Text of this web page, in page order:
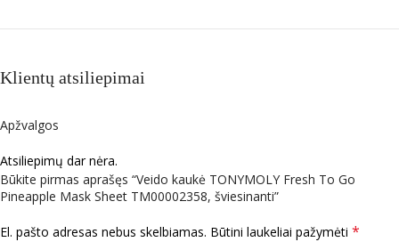
Klientų atsiliepimai
Apžvalgos
Atsiliepimų dar nėra.
Būkite pirmas aprašęs “Veido kaukė TONYMOLY Fresh To Go
Pineapple Mask Sheet TM00002358, šviesinanti”
El. pašto adresas nebus skelbiamas. Būtini laukeliai pažymėti *